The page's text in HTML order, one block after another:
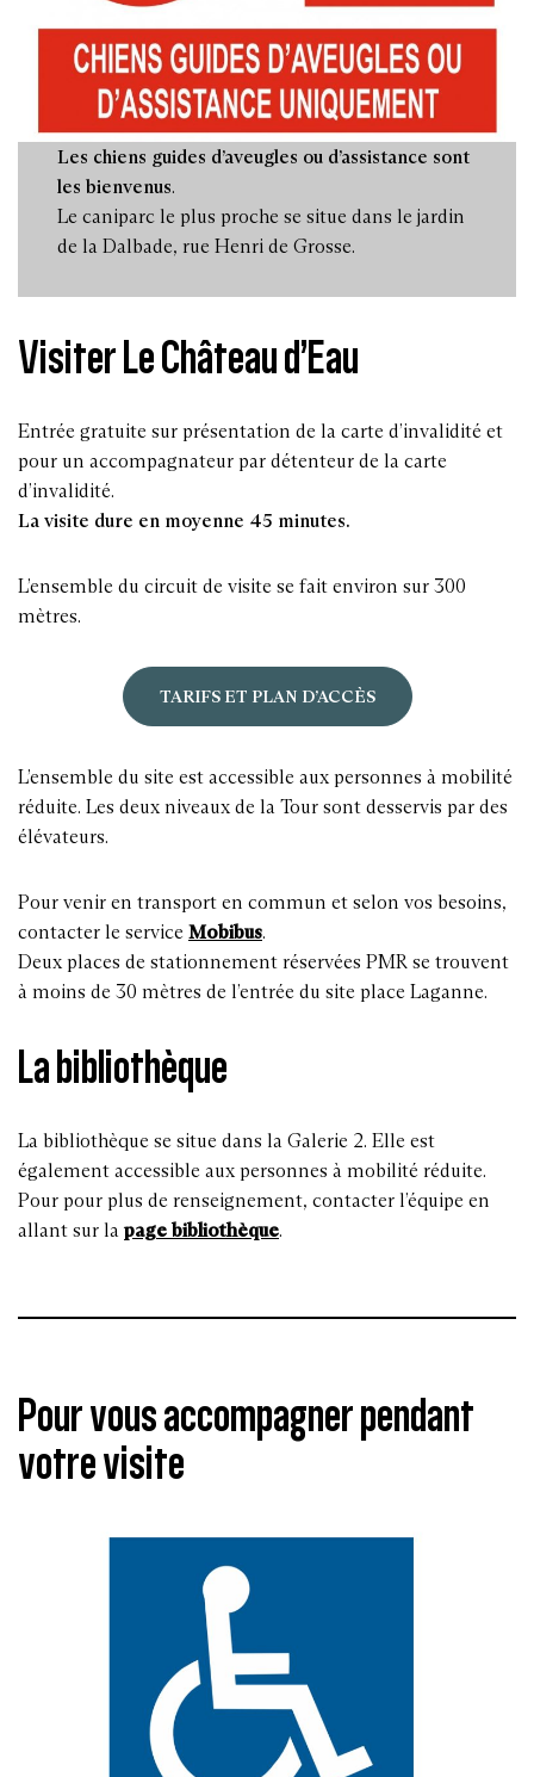
Les chiens guides d’aveugles ou d’assistance sont
les bienvenus.
Le caniparc le plus proche se situe dans le jardin
de la Dalbade, rue Henri de Grosse.
Visiter Le Château d’Eau
Entrée gratuite sur présentation de la carte d’invalidité et
pour un accompagnateur par détenteur de la carte
d’invalidité.
La visite dure en moyenne 45 minutes.
L’ensemble du circuit de visite se fait environ sur 300
mètres.
TARIFS ET PLAN D’ACCÈS
L’ensemble du site est accessible aux personnes à mobilité
réduite. Les deux niveaux de la Tour sont desservis par des
élévateurs.
Pour venir en transport en commun et selon vos besoins,
contacter le service Mobibus.
Deux places de stationnement réservées PMR se trouvent
à moins de 30 mètres de l’entrée du site place Laganne.
La bibliothèque
La bibliothèque se situe dans la Galerie 2. Elle est
également accessible aux personnes à mobilité réduite.
Pour pour plus de renseignement, contacter l’équipe en
allant sur la page bibliothèque.
Pour vous accompagner pendant
votre visite